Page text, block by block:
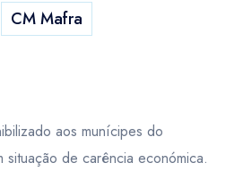
CM Mafra
aos munícipes do
de carência económica.